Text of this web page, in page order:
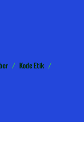
Kode Etik